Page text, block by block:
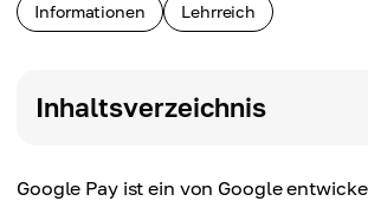
Informationen Lehrreich
Inhaltsverzeichnis
Google Pay ist ein von Google